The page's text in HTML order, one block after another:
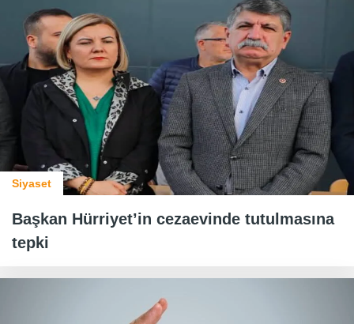
Siyaset
Başkan Hürriyet’in cezaevinde tutulmasına
tepki